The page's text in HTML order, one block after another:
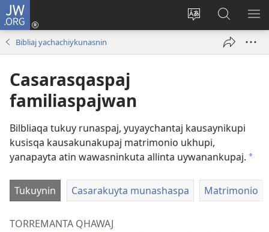
JW.ORG
Change
language
Yaykunapaj
(opens
JW.ORG
nisqapi
Bibliaj yachachiykunasnin
Casarasqaspaj
familiaspajwan
Bilbliaqa tukuy runaspaj, yuyaychantaj kausaynikupi
kusisqa kausakunakupaj matrimonio ukhupi,
yanapayta atin wawasninkuta allinta uywanankupaj. a
Tukuynin Casarakuyta munashaspa Matrimonio
TORREMANTA QHAWAJ